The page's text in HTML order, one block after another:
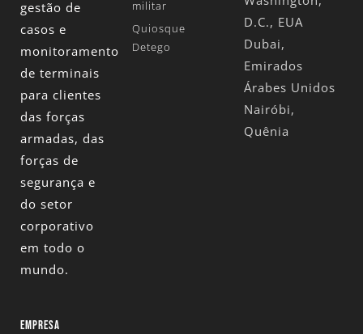
gestão de
casos e
monitoramento
de terminais
para clientes
das forças
armadas, das
forças de
segurança e
do setor
corporativo
em todo o
mundo.
militar
Quiosque
Detego
D.C., EUA
Dubai,
Emirados
Árabes Unidos
Nairóbi,
Quênia
EMPRESA